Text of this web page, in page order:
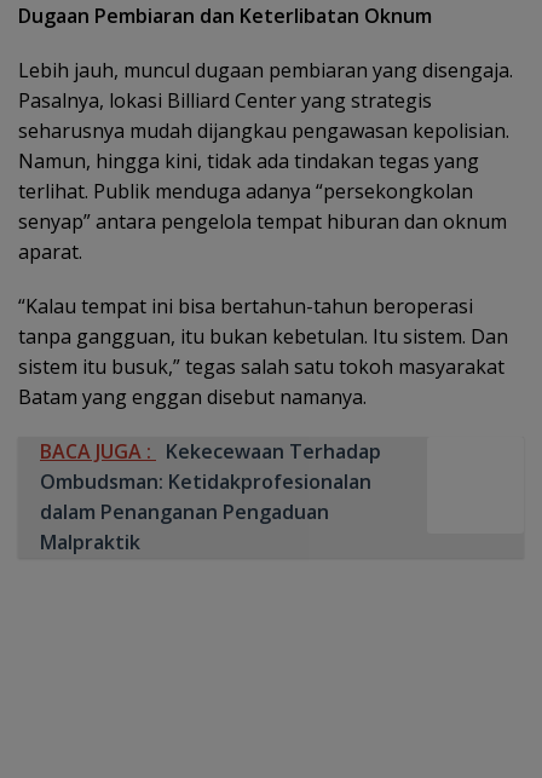
Dugaan Pembiaran dan Keterlibatan Oknum
Lebih jauh, muncul dugaan pembiaran yang disengaja.
Pasalnya, lokasi Billiard Center yang strategis
seharusnya mudah dijangkau pengawasan kepolisian.
Namun, hingga kini, tidak ada tindakan tegas yang
terlihat. Publik menduga adanya “persekongkolan
senyap” antara pengelola tempat hiburan dan oknum
aparat.
“Kalau tempat ini bisa bertahun-tahun beroperasi
tanpa gangguan, itu bukan kebetulan. Itu sistem. Dan
sistem itu busuk,” tegas salah satu tokoh masyarakat
Batam yang enggan disebut namanya.
BACA JUGA :
Kekecewaan Terhadap
Ombudsman: Ketidakprofesionalan
dalam Penanganan Pengaduan
Malpraktik